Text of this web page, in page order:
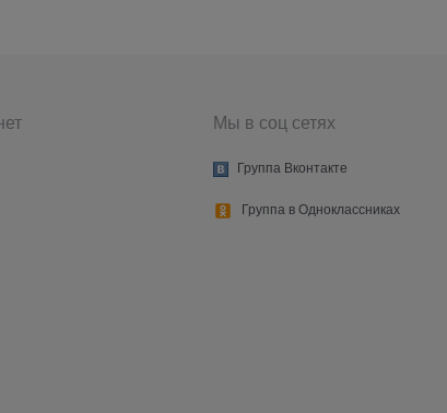
Мы в соц сетях
Группа Вконтакте
Группа в Одноклассниках